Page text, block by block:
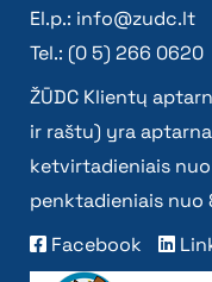
El.p.: info@zudc.lt
Tel.: (0 5) 266 0620
ŽŪDC Klientų
ir raštu) yra
ketvirtadieniais nuo
penktadieniais nuo
Facebook